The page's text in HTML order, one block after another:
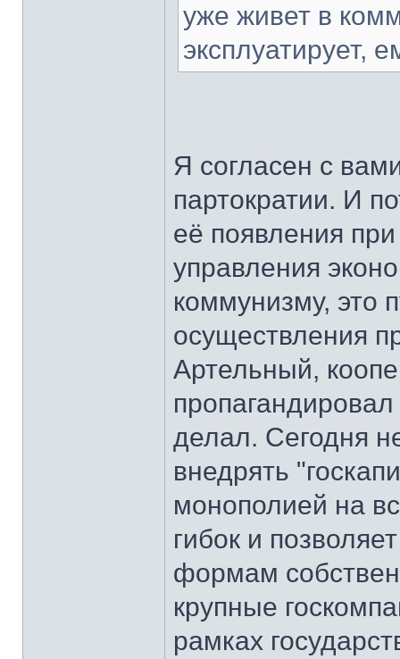
уже живет в
эксплуатирует,
Я согласен с
партократии. И
её появления
управления
коммунизму, это
осуществления
Артельный,
делал. Сегодня
внедрять
монополией на
гибок и
формам
крупные
рамках